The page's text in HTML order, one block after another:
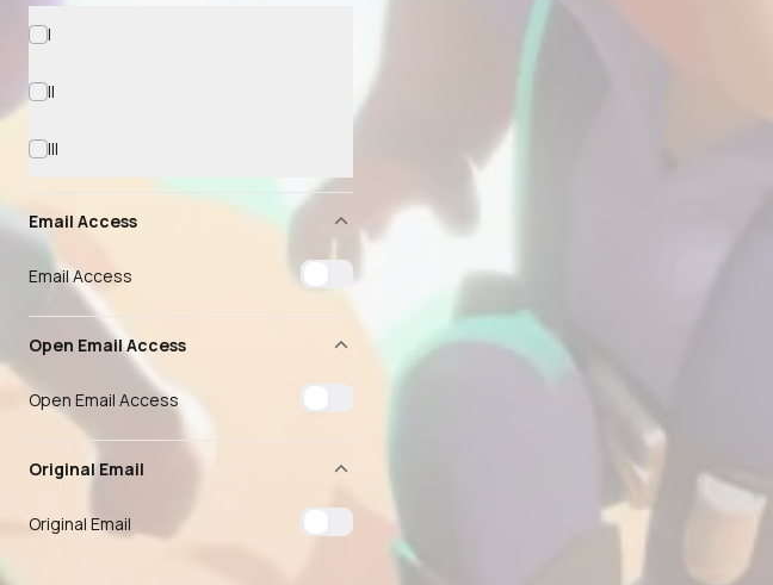
I
II
III
Email Access
Email Access
Open Email Access
Open Email Access
Original Email
Original Email